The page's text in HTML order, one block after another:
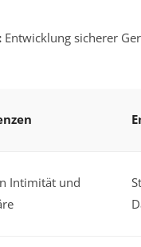
Entwicklung sicherer
Intimität und